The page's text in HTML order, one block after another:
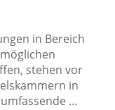
in Bereich
stehen vor
in
…